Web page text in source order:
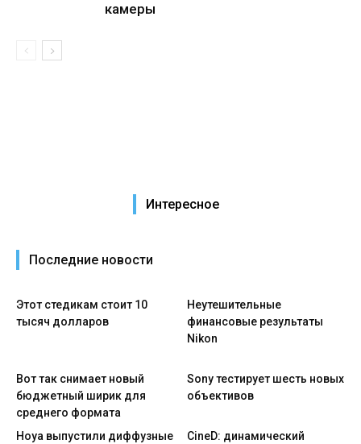
камеры
Интересное
Последние новости
Этот стедикам стоит 10
тысяч долларов
Неутешительные
финансовые результаты
Nikon
Вот так снимает новый
бюджетный ширик для
среднего формата
Sony тестирует шесть новых
объективов
Hoya выпустили диффузные
CineD: динамический